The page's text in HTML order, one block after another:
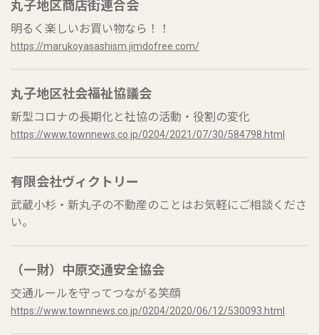
丸子地区商店街連合会
明るく楽しいお買い物なら！！
https://marukoyasashism.jimdofree.com/
丸子地区社会福祉協議会
新型コロナの長期化と社協の活動・役割の変化
https://www.townnews.co.jp/0204/2021/07/30/584798.html
有限会社ヴィクトリー
武蔵小杉・新丸子の不動産のことはお気軽にご相談くださ
い。
（一財）中原交通安全協会
交通ルールを守ってつながる笑顔
https://www.townnews.co.jp/0204/2020/06/12/530093.html